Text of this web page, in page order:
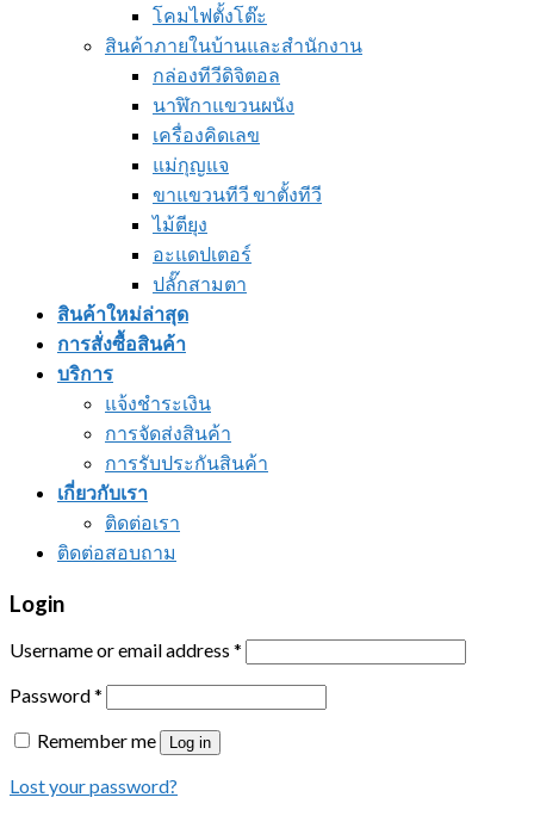
โคมไฟตั้งโต๊ะ
สินค้าภายในบ้านและสำนักงาน
กล่องทีวีดิจิตอล
นาฬิกาแขวนผนัง
เครื่องคิดเลข
แม่กุญแจ
ขาแขวนทีวี ขาตั้งทีวี
ไม้ตียุง
อะแดปเตอร์
ปลั๊กสามตา
สินค้าใหม่ล่าสุด
การสั่งซื้อสินค้า
บริการ
แจ้งชำระเงิน
การจัดส่งสินค้า
การรับประกันสินค้า
เกี่ยวกับเรา
ติดต่อเรา
ติดต่อสอบถาม
Login
Username or email address *
Password*
Remember me
Log in
Lost your password?